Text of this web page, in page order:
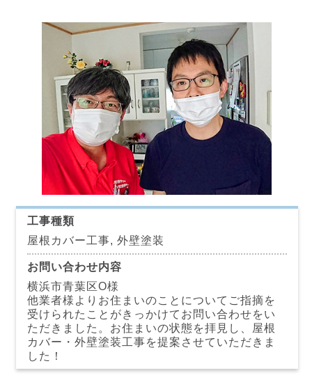
工事種類
屋根カバー工事, 外壁塗装
お問い合わせ内容
横浜市青葉区O様
他業者様よりお住まいのことについてご指摘を
受けられたことがきっかけてお問い合わせをい
ただきました。お住まいの状態を拝見し、屋根
カバー・外壁塗装工事を提案させていただきま
した！